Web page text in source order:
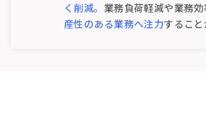
く削減。 業務負荷軽減や業務効
産性のある業務へ注力すること